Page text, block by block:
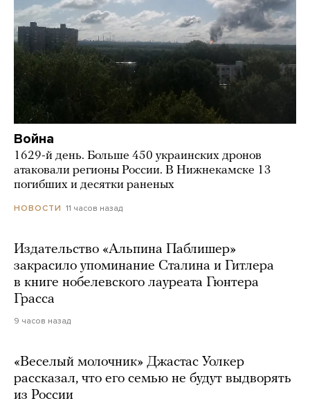
Война
1629-й день. Больше 450 украинских дронов
атаковали регионы России. В Нижнекамске 13
погибших и десятки раненых
НОВОСТИ 11 часов назад
Издательство «Альпина Паблишер»
закрасило упоминание Сталина и Гитлера
в книге нобелевского лауреата Гюнтера
Грасса
9 часов назад
«Веселый молочник» Джастас Уолкер
рассказал, что его семью не будут выдворять
из России